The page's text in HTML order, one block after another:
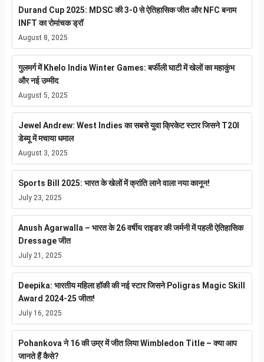
Durand Cup 2025: MDSC की 3-0 से ऐतिहासिक जीत और NFC बनाम
INFT का रोमांचक ड्रॉ
August 8, 2025
गुलमर्ग में Khelo India Winter Games: बर्फीली घाटी में खेलों का महाकुंभ
और नई उम्मीद
August 5, 2025
Jewel Andrew: West Indies का सबसे युवा क्रिकेट स्टार जिसने T20I
डेब्यू में मचाया धमाल
August 3, 2025
Sports Bill 2025: भारत के खेलों में क्रांति लाने वाला नया कानून!
July 23, 2025
Anush Agarwalla – भारत के 26 वर्षीय राइडर की जर्मनी में पहली ऐतिहासिक
Dressage जीत
July 21, 2025
Deepika: भारतीय महिला हॉकी की नई स्टार जिसने Poligras Magic Skill
Award 2024-25 जीता!
July 16, 2025
Pohankova ने 16 की उम्र में जीत लिया Wimbledon Title – क्या आप
जानते हैं कैसे?